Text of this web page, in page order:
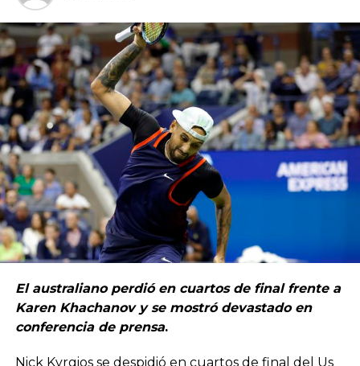
El australiano perdió en cuartos de final frente a
Karen Khachanov y se mostró devastado en
conferencia de prensa.
Nick Kyrgiosse despidió en cuartos de final del Us